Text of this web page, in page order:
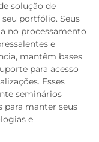
solução de
portfólio. Seus
no processamento
e
mantêm bases
para acesso
Esses
seminários
para manter seus
e